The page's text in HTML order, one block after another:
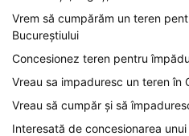
Vrem să cumpărăm un teren
Bucureștiului
Concesionez teren pentru
Vreau sa impaduresc un teren în
Vreau să cumpăr și să
Interesată de concesionarea